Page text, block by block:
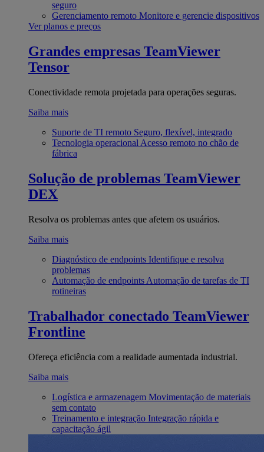
seguro
Gerenciamento remoto Monitore e gerencie dispositivos
Ver planos e preços
Grandes empresas TeamViewer
Tensor
Conectividade remota projetada para operações seguras.
Saiba mais
Suporte de TI remoto Seguro, flexível, integrado
Tecnologia operacional Acesso remoto no chão de
fábrica
Solução de problemas TeamViewer
DEX
Resolva os problemas antes que afetem os usuários.
Saiba mais
Diagnóstico de endpoints Identifique e resolva
problemas
Automação de endpoints Automação de tarefas de TI
rotineiras
Trabalhador conectado TeamViewer
Frontline
Ofereça eficiência com a realidade aumentada industrial.
Saiba mais
Logística e armazenagem Movimentação de materiais
sem contato
Treinamento e integração Integração rápida e
capacitação ágil